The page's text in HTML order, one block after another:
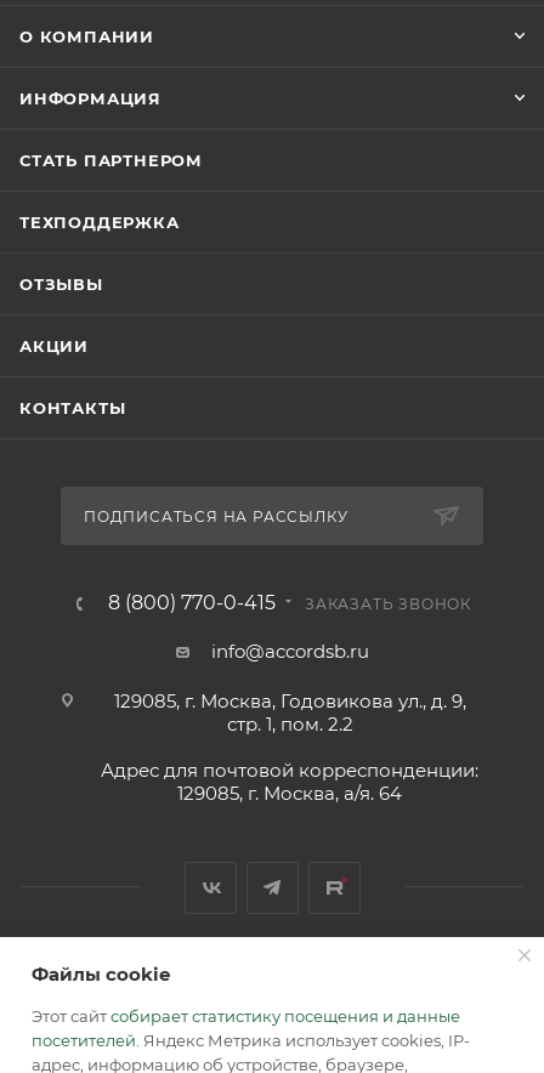
О КОМПАНИИ
ИНФОРМАЦИЯ
СТАТЬ ПАРТНЕРОМ
ТЕХПОДДЕРЖКА
ОТЗЫВЫ
АКЦИИ
КОНТАКТЫ
ПОДПИСАТЬСЯ НА РАССЫЛКУ
8 (800) 770-0-415 ЗАКАЗАТЬ ЗВОНОК
info@accordsb.ru
129085, г. Москва, Годовикова ул., д. 9,
стр. 1, пом. 2.2
Адрес для почтовой корреспонденции:
129085, г. Москва, а/я. 64
2026 © Обращаем Ваше внимание на то, что вся
информация, размещенная на сайте, носит
информационный характер и не является публичной
офертой, определяемой положениями Статьи 437 (2) ГК РФ.
Файлы cookie
Этот сайтсобирает статистику посещения и данные
посетителей . Яндекс Метрика использует cookies, IP-
адрес, информацию об устройстве, браузере,